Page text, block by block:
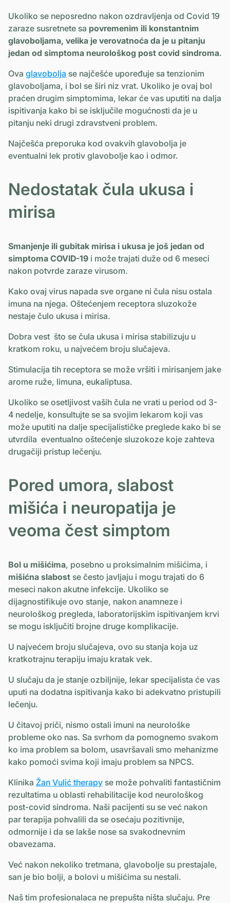
Ukoliko se neposredno nakon ozdravljenja od Covid 19
zaraze susretnete sa povremenim ili konstantnim
glavoboljama, velika je verovatnoća da je u pitanju
jedan od simptoma neurološkog post covid sindroma.
Ova glavobolja se najčešće upoređuje sa tenzionim
glavoboljama, i bol se širi niz vrat. Ukoliko je ovaj bol
praćen drugim simptomima, lekar će vas uputiti na dalja
ispitivanja kako bi se isključile mogućnosti da je u
pitanju neki drugi zdravstveni problem.
Najčešća preporuka kod ovakvih glavobolja je
eventualni lek protiv glavobolje kao i odmor.
Nedostatak čula ukusa i
mirisa
Smanjenje ili gubitak mirisa i ukusa je još jedan od
simptoma COVID-19 i može trajati duže od 6 meseci
nakon potvrde zaraze virusom.
Kako ovaj virus napada sve organe ni čula nisu ostala
imuna na njega. Oštećenjem receptora sluzokože
nestaje čulo ukusa i mirisa.
Dobra vest što se čula ukusa i mirisa stabilizuju u
kratkom roku, u najvećem broju slučajeva.
Stimulacija tih receptora se može vršiti i mirisanjem jake
arome ruže, limuna, eukaliptusa.
Ukoliko se osetljivost vaših čula ne vrati u period od 3-
4 nedelje, konsultujte se sa svojim lekarom koji vas
može uputiti na dalje specijalističke preglede kako bi se
utvrdila eventualno oštećenje sluzokoze koje zahteva
drugačiji pristup lečenju.
Pored umora, slabost
mišića i neuropatija je
veoma čest simptom
Bol u mišićima, posebno u proksimalnim mišićima, i
mišićna slabost se često javljaju i mogu trajati do 6
meseci nakon akutne infekcije. Ukoliko se
dijagnostifikuje ovo stanje, nakon anamneze i
neurološkog pregleda, laboratorijskim ispitivanjem krvi
se mogu isključiti brojne druge komplikacije.
U najvećem broju slučajeva, ovo su stanja koja uz
kratkotrajnu terapiju imaju kratak vek.
U slučaju da je stanje ozbiljnije, lekar specijalista će vas
uputi na dodatna ispitivanja kako bi adekvatno pristupili
lečenju.
U čitavoj priči, nismo ostali imuni na neurološke
probleme oko nas. Sa svrhom da pomognemo svakom
ko ima problem sa bolom, usavršavali smo mehanizme
kako pomoći svima koji imaju problem sa NPCS.
Klinika Žan Vulić therapy se može pohvaliti fantastičnim
rezultatima u oblasti rehabilitacije kod neurološkog
post-covid sindroma. Naši pacijenti su se već nakon
par terapija pohvalili da se osećaju pozitivnije,
odmornije i da se lakše nose sa svakodnevnim
obavezama.
Već nakon nekoliko tretmana, glavobolje su prestajale,
san je bio bolji, a bolovi u mišićima su nestali.
Naš tim profesionalaca ne prepušta ništa slučaju. Pre